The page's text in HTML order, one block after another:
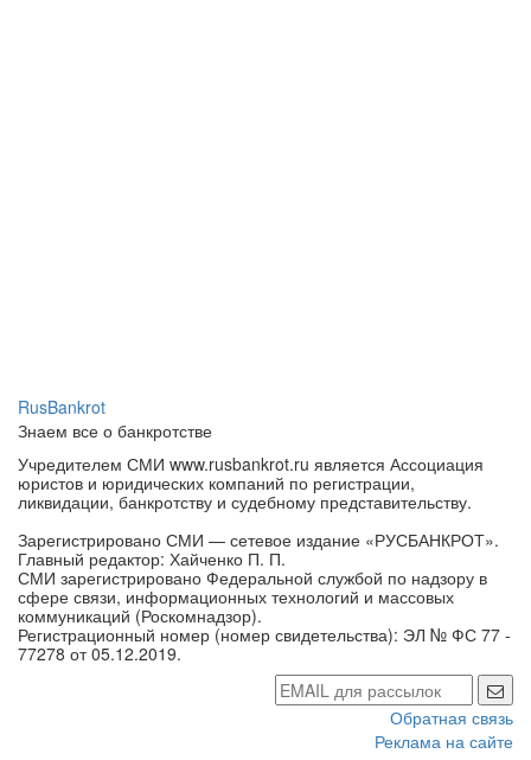
RusBankrot
Знаем все о банкротстве
Учредителем СМИ www.rusbankrot.ru является Ассоциация
юристов и юридических компаний по регистрации,
ликвидации, банкротству и судебному представительству.
Зарегистрировано СМИ — сетевое издание «РУСБАНКРОТ».
Главный редактор: Хайченко П. П.
СМИ зарегистрировано Федеральной службой по надзору в
сфере связи, информационных технологий и массовых
коммуникаций (Роскомнадзор).
Регистрационный номер (номер свидетельства): ЭЛ № ФС 77 -
77278 от 05.12.2019.
Обратная связь
Реклама на сайте